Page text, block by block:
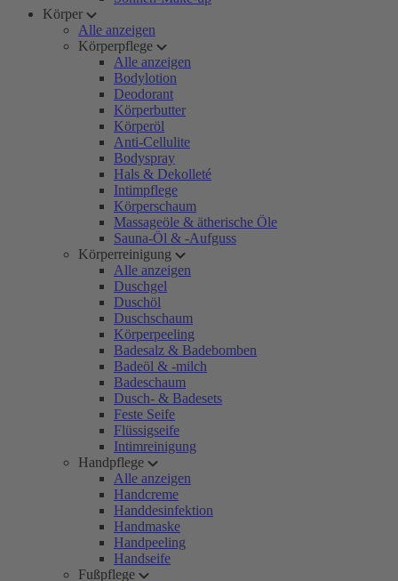
Körper
Alle anzeigen
Körperpflege
Alle anzeigen
Bodylotion
Deodorant
Körperbutter
Körperöl
Anti-Cellulite
Bodyspray
Hals & Dekolleté
Intimpflege
Körperschaum
Massageöle & ätherische Öle
Sauna-Öl & -Aufguss
Körperreinigung
Alle anzeigen
Duschgel
Duschöl
Duschschaum
Körperpeeling
Badesalz & Badebomben
Badeöl & -milch
Badeschaum
Dusch- & Badesets
Feste Seife
Flüssigseife
Intimreinigung
Handpflege
Alle anzeigen
Handcreme
Handdesinfektion
Handmaske
Handpeeling
Handseife
Fußpflege